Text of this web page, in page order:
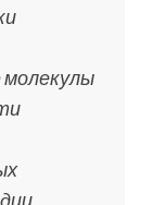
молекулы